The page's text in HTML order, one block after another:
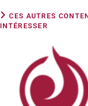
CES AUTRES
INTÉRESSER